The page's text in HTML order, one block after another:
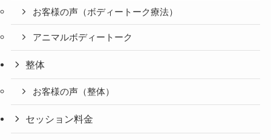
お客様の声（ボディートーク療法）
アニマルボディートーク
整体
お客様の声（整体）
セッション料金